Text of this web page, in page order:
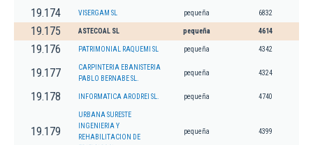
19.174 VISERGAM SL pequeña 6832
19.175 ASTECOAL SL pequeña 4614
19.176 PATRIMONIAL RAQUEMI SL pequeña 4342
19.177
CARPINTERIA EBANISTERIA
PABLO BERNABE SL.
pequeña 4324
19.178 INFORMATICA ARODREI SL. pequeña 4740
19.179
URBANA SURESTE
INGENIERIA Y
REHABILITACION DE
pequeña 4399